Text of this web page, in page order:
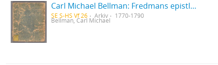
Carl Michael Bellman: Fredmans epistlar [Nechers ex.]. Ep. 1-50
SE S-HS Vf 26 Arkiv 1770-1790
Bellman, Carl Michael